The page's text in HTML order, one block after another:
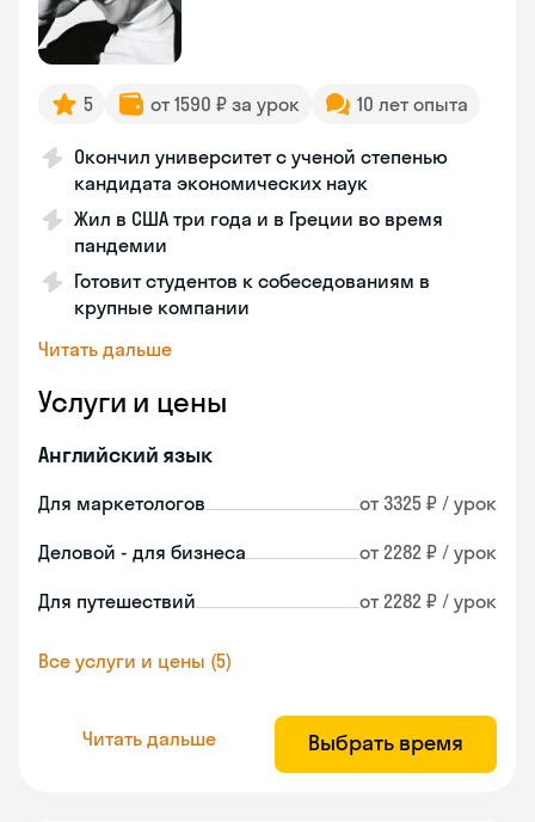
5 от 1590 ₽ за урок 10 лет опыта
Окончил университет с ученой степенью
кандидата экономических наук
Жил в США три года и в Греции во время
пандемии
Готовит студентов к собеседованиям в
крупные компании
Читать дальше
Услуги и цены
Английский язык
Для маркетологов от 3325 ₽ / урок
Деловой - для бизнеса от 2282 ₽ / урок
Для путешествий от 2282 ₽ / урок
Все услуги и цены (5)
Читать дальше Выбрать время